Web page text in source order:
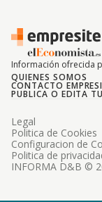
Información ofrecida
QUIENES SOMOS
CONTACTO
PUBLICA O EDITA
INFORMA D&B ©
Legal
Politica de Cookies
Configuracion de
Politica de